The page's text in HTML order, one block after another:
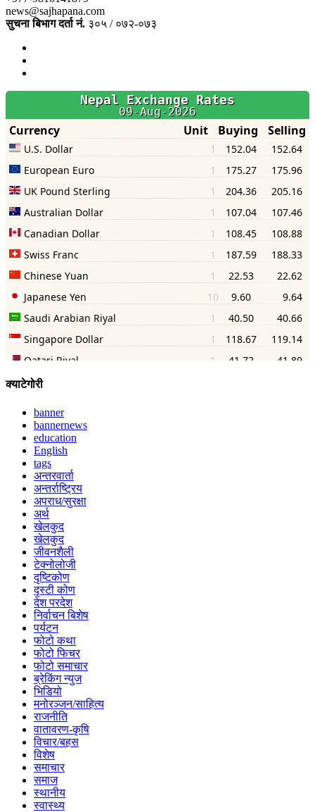
news@sajhapana.com
सुचना बिभाग दर्ता नं. ३०५ / ०७२-०७३
क्याटेगोरी
banner
bannernews
education
English
tags
अन्तरवार्ता
अन्तर्राष्ट्रिय
अपराध/सुरक्षा
अर्थ
खेलकुद
खेलकुद
जीवनशैली
टेक्नोलोजी
दृष्टिकोण
दृस्टी कोण
देश परदेश
निर्वाचन बिशेष
पर्यटन
फोटो कथा
फोटो फिचर
फोटो समाचार
ब्रेकिंग न्युज
भिडियो
मनोरञ्जन/साहित्य
राजनीति
वातावरण-कृषि
विचार/बहस
विशेष
समाचार
समाज
स्थानीय
स्वास्थ्य